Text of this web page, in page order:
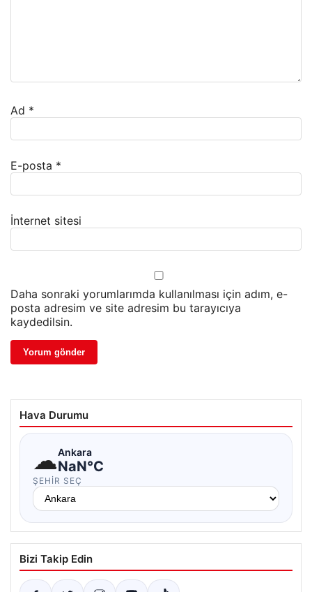
Ad *
E-posta *
İnternet sitesi
Daha sonraki yorumlarımda kullanılması için adım, e-
posta adresim ve site adresim bu tarayıcıya
kaydedilsin.
Hava Durumu
☁Ankara
NaN°C
ŞEHIR SEÇ
Bizi Takip Edin